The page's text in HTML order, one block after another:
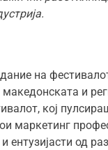
на
македонската и
кој
маркетинг
ентузијасти од